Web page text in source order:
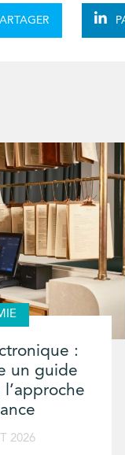
:
un guide
2026